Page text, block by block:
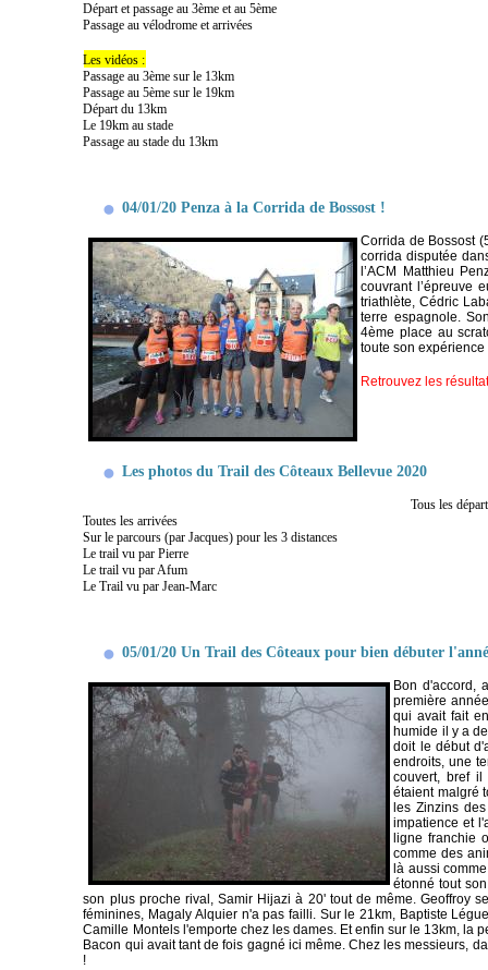
Départ et passage au 3ème et au 5ème
Passage au vélodrome et arrivées
Les vidéos :
Passage au 3ème sur le 13km
Passage au 5ème sur le 19km
Départ du 13km
Le 19km au stade
Passage au stade du 13km
04/01/20 Penza à la Corrida de Bossost !
Corrida de Bossost
corrida disputée
l’ACM Matthieu
couvrant l’épreuve
triathlète, Cédric
terre espagnole.
4ème place au
toute son
Retrouvez les
Les photos du Trail des Côteaux Bellevue 2020
Tous les
Toutes les arrivées
Sur le parcours (par Jacques) pour les 3 distances
Le trail vu par Pierre
Le trail vu par Afum
Le Trail vu par Jean-Marc
05/01/20 Un Trail des Côteaux pour bien débuter
Bon d'accord,
première
qui avait fait
humide il y a
doit le début
endroits, une
couvert, bref il
étaient malgré
les Zinzins
impatience et
ligne franchie
comme des
là aussi
étonné tout
son plus proche rival, Samir Hijazi à 20' tout de même. Geoffroy
féminines, Magaly Alquier n'a pas failli. Sur le 21km, Baptiste
Camille Montels l'emporte chez les dames. Et enfin sur le 13km, la
Bacon qui avait tant de fois gagné ici même. Chez les messieurs,
!